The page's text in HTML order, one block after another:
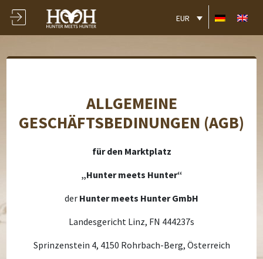
EUR
ALLGEMEINE
GESCHÄFTSBEDINUNGEN (AGB)
für den Marktplatz
„Hunter meets Hunter“
der Hunter meets Hunter GmbH
Landesgericht Linz, FN 444237s
Sprinzenstein 4, 4150 Rohrbach-Berg, Österreich